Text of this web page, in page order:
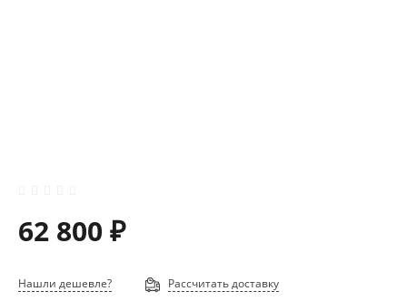
62 800 ₽
Нашли дешевле? Рассчитать доставку